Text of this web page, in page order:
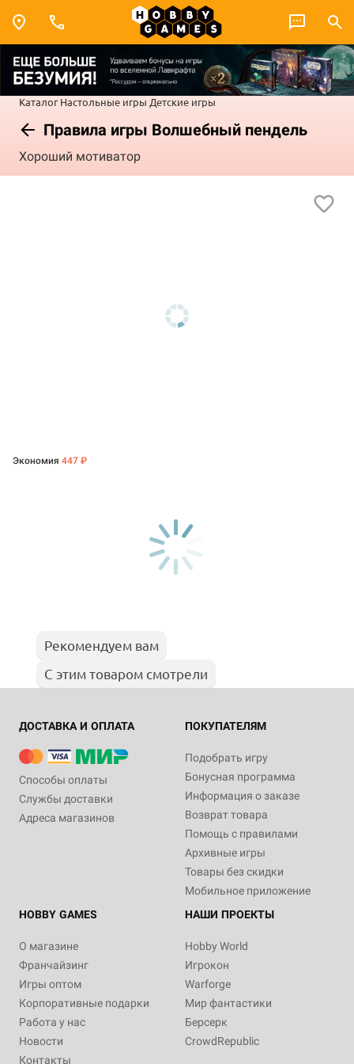
Каталог Настольные игры Детские игры
Правила игры Волшебный пендель
Хороший мотиватор
Экономия 447 ₽
Рекомендуем вам
С этим товаром смотрели
ДОСТАВКА И ОПЛАТА
Способы оплаты
Службы доставки
Адреса магазинов
ПОКУПАТЕЛЯМ
Подобрать игру
Бонусная программа
Информация о заказе
Возврат товара
Помощь с правилами
Архивные игры
Товары без скидки
Мобильное приложение
HOBBY GAMES
О магазине
Франчайзинг
Игры оптом
Корпоративные подарки
Работа у нас
Новости
Контакты
НАШИ ПРОЕКТЫ
Hobby World
Игрокон
Warforge
Мир фантастики
Берсерк
CrowdRepublic